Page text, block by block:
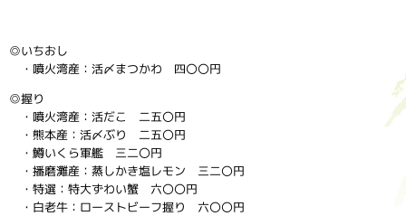
◎いちおし
・噴火湾産：活〆まつかわ 四〇〇円
◎握り
・噴火湾産：活だこ 二五〇円
・熊本産：活〆ぶり 二五〇円
・鱒いくら軍艦 三二〇円
・播磨灘産：蒸しかき塩レモン 三二〇円
・特選：特大ずわい蟹 六〇〇円
・白老牛：ローストビーフ握り 六〇〇円